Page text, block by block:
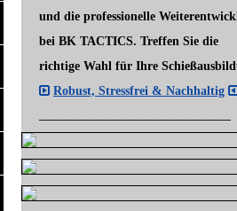
und die professionelle
bei BK TACTICS. Treffen Sie die
richtige Wahl für Ihre
Robust, Stressfrei & Nachhaltig